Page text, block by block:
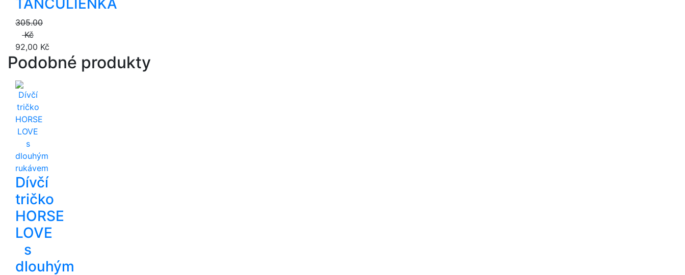
TANCULIENKA
305.00
Kč
92,00 Kč
Podobné produkty
Dívčí
tričko
HORSE
LOVE
s
dlouhým